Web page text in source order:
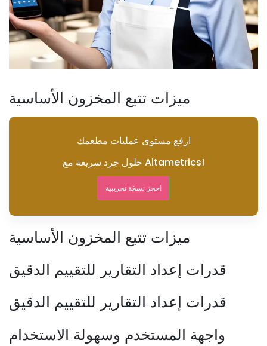
ميزات تتبع المخزون الأساسية
ارفع مستوى عمليات مطعمك
حلول جرد سريعة مع Altametrics!
احجز نسخة تجريبية
ميزات تتبع المخزون الأساسية
قدرات إعداد التقارير للتقييم الدقيق
قدرات إعداد التقارير للتقييم الدقيق
واجهة المستخدم وسهولة الاستخدام